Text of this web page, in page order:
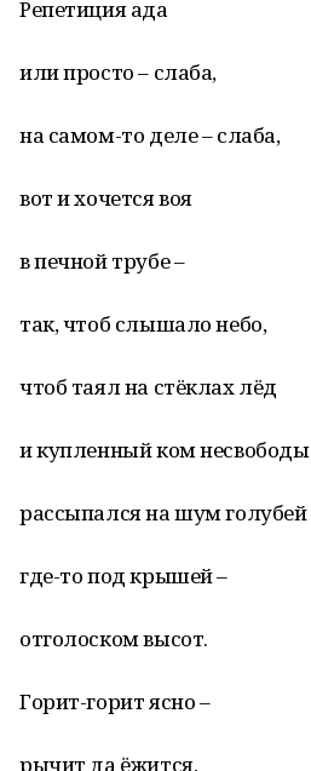
Репетиция ада
или просто – слаба,
на самом-то деле – слаба,
вот и хочется воя
в печной трубе –
так, чтоб слышало небо,
чтоб таял на стёклах лёд
и купленный ком несвободы
рассыпался на шум голубей
где-то под крышей –
отголоском высот.
Горит-горит ясно –
рычит да ёжится,